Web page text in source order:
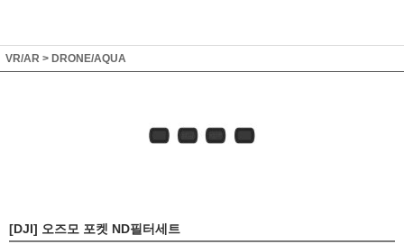
VR/AR > DRONE/AQUA
[DJI] 오즈모 포켓 ND필터세트